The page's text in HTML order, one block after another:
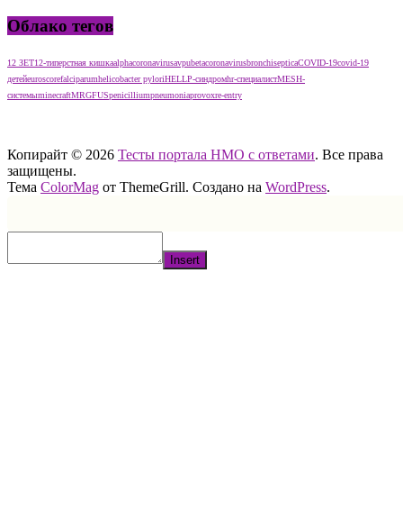
Облако тегов
12 ЗЕТ12-типерстная кишкаalphacoronavirusavpubetacoronavirusbronchisepticaCOVID-19covid-19
детейeuroscorefalciparumhelicobacter pyloriHELLP-синдромhr-специалистMESH-
системыminecraftMRGFUSpenicilliumpneumoniaprovoxre-entry
Копирайт © 2026 Тесты портала НМО с ответами. Все права
защищены.
Тема ColorMag от ThemeGrill. Создано на WordPress.
Insert